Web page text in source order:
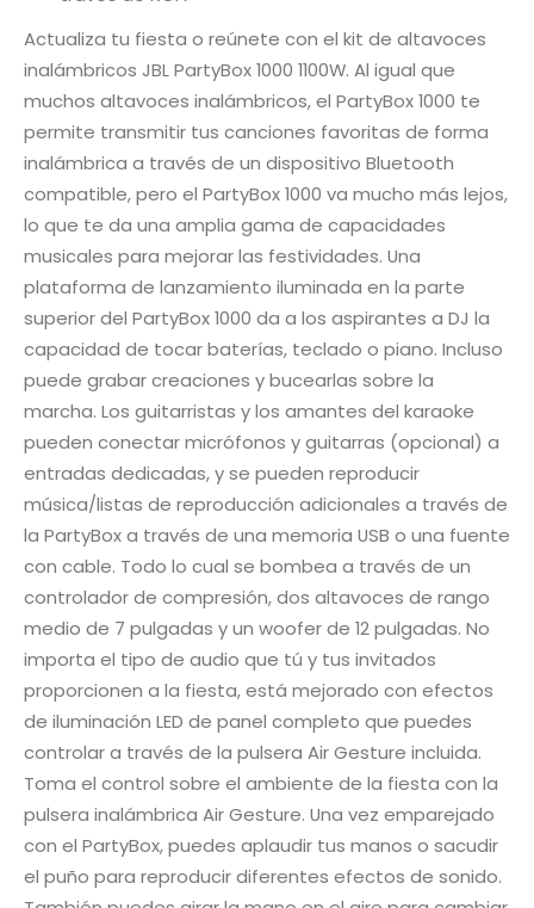
Actualiza tu fiesta o reúnete con el kit de altavoces
inalámbricos JBL PartyBox 1000 1100W. Al igual que
muchos altavoces inalámbricos, el PartyBox 1000 te
permite transmitir tus canciones favoritas de forma
inalámbrica a través de un dispositivo Bluetooth
compatible, pero el PartyBox 1000 va mucho más lejos,
lo que te da una amplia gama de capacidades
musicales para mejorar las festividades. Una
plataforma de lanzamiento iluminada en la parte
superior del PartyBox 1000 da a los aspirantes a DJ la
capacidad de tocar baterías, teclado o piano. Incluso
puede grabar creaciones y bucearlas sobre la
marcha. Los guitarristas y los amantes del karaoke
pueden conectar micrófonos y guitarras (opcional) a
entradas dedicadas, y se pueden reproducir
música/listas de reproducción adicionales a través de
la PartyBox a través de una memoria USB o una fuente
con cable. Todo lo cual se bombea a través de un
controlador de compresión, dos altavoces de rango
medio de 7 pulgadas y un woofer de 12 pulgadas. No
importa el tipo de audio que tú y tus invitados
proporcionen a la fiesta, está mejorado con efectos
de iluminación LED de panel completo que puedes
controlar a través de la pulsera Air Gesture incluida.
Toma el control sobre el ambiente de la fiesta con la
pulsera inalámbrica Air Gesture. Una vez emparejado
con el PartyBox, puedes aplaudir tus manos o sacudir
el puño para reproducir diferentes efectos de sonido.